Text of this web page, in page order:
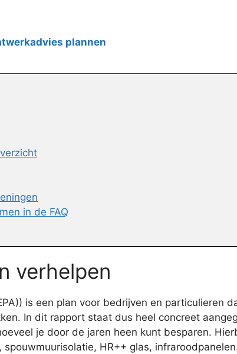
plannen
in de FAQ
verhelpen
is een plan voor bedrijven en particulieren
In dit rapport staat dus heel concreet
je door de jaren heen kunt besparen.
HR++ glas,